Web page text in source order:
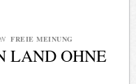
FREIE MEINUNG
LAND OHNE